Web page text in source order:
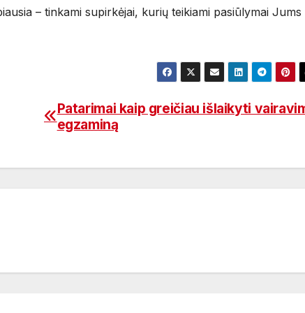
– tinkami supirkėjai, kurių teikiami pasiūlymai Jums
Patarimai kaip greičiau išlaikyti
egzaminą